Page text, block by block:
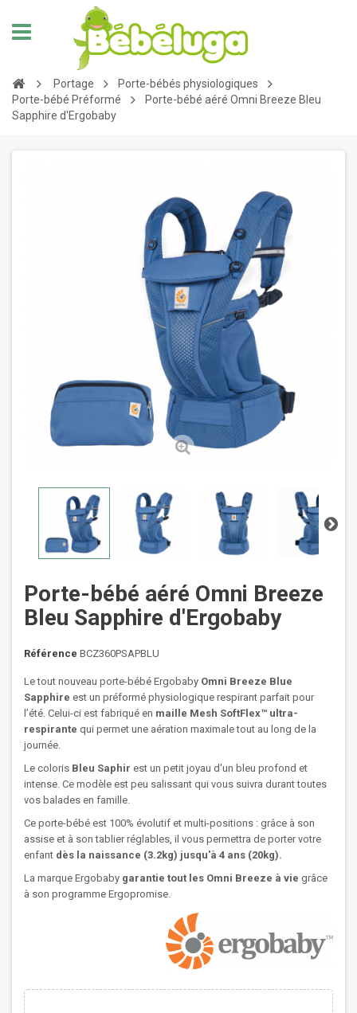
Portage
Porte-bébés physiologiques
Porte-bébé Préformé
Porte-bébé aéré Omni Breeze Bleu
Sapphire d'Ergobaby
Porte-bébé aéré Omni Breeze
Bleu Sapphire d'Ergobaby
Référence BCZ360PSAPBLU
Le tout nouveau porte-bébé Ergobaby Omni Breeze Blue
Sapphire est un préformé physiologique respirant parfait pour
l’été. Celui-ci est fabriqué en maille Mesh SoftFlex™ ultra-
respirante qui permet une aération maximale tout au long de la
journée.
Le coloris Bleu Saphir est un petit joyau d'un bleu profond et
intense. Ce modèle est peu salissant qui vous suivra durant toutes
vos balades en famille.
Ce porte-bébé est 100% évolutif et multi-positions : grâce à son
assise et à son tablier réglables, il vous permettra de porter votre
enfant dès la naissance (3.2kg) jusqu'à 4 ans (20kg).
La marque Ergobaby garantie tout les Omni Breeze à vie grâce
à son programme Ergopromise.